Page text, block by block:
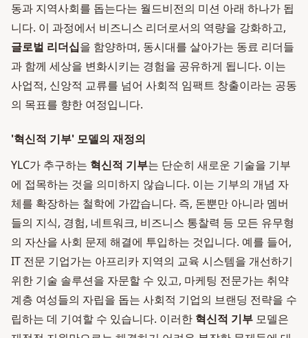
동과 지역사회를 돕는다는 월드비전의 미션 아래 하나가 됩
니다. 이 과정에서 비즈니스 리더로서의 역량을 강화하고,
글로벌 리더십을 함양하며, 동시대를 살아가는 동료 리더들
과 함께 세상을 변화시키는 경험을 공유하게 됩니다. 이는
사업적, 신앙적 교류를 넘어 사회적 임팩트 창출이라는 공동
의 목표를 향한 여정입니다.
'혁신적 기부' 모델의 재정의
YLC가 추구하는 혁신적 기부는 단순히 새로운 기술을 기부
에 접목하는 것을 의미하지 않습니다. 이는 기부의 개념 자
체를 확장하는 철학에 가깝습니다. 즉, 돈뿐만 아니라 멤버
들의 지식, 경험, 네트워크, 비즈니스 통찰력 등 모든 유무형
의 자산을 사회 문제 해결에 투입하는 것입니다. 예를 들어,
IT 전문 기업가는 아프리카 지역의 교육 시스템을 개선하기
위한 기술 솔루션을 자문할 수 있고, 마케팅 전문가는 취약
계층 여성들의 자립을 돕는 사회적 기업의 브랜딩 전략을 수
립하는 데 기여할 수 있습니다. 이러한 혁신적 기부 모델은